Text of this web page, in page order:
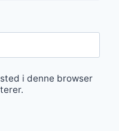
i denne browser